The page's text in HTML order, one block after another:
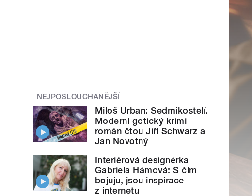
NEJPOSLOUCHANĚJŠÍ
Miloš Urban: Sedmikostelí.
Moderní gotický krimi
román čtou Jiří Schwarz a
Jan Novotný
Interiérová designérka
Gabriela Hámová: S čím
bojuju, jsou inspirace
z internetu